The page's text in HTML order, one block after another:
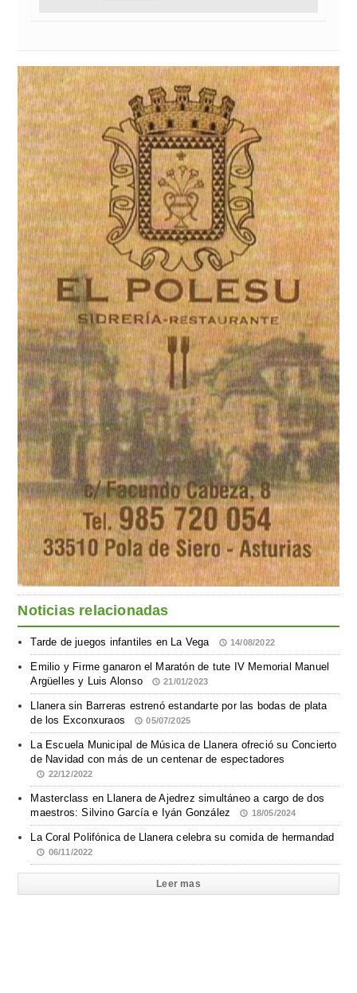
Noticias relacionadas
Tarde de juegos infantiles en La Vega 14/08/2022
Emilio y Firme ganaron el Maratón de tute IV Memorial Manuel
Argüelles y Luis Alonso
21/01/2023
Llanera sin Barreras estrenó estandarte por las bodas de plata
de los Exconxuraos
05/07/2025
La Escuela Municipal de Música de Llanera ofreció su Concierto
de Navidad con más de un centenar de espectadores
22/12/2022
Masterclass en Llanera de Ajedrez simultáneo a cargo de dos
maestros: Silvino García e Iyán González
18/05/2024
La Coral Polifónica de Llanera celebra su comida de hermandad
06/11/2022
Leer mas